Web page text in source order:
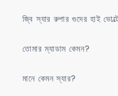
জ্বি স্যার রুপার গুদের হাই
তোমার ম্যাডাম কেমন?
মানে কেমন স্যার?